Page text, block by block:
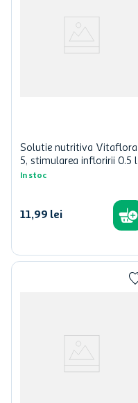
Solutie nutritiva Vitaflora
5, stimularea infloririi 0.5 l
In stoc
11,99 lei